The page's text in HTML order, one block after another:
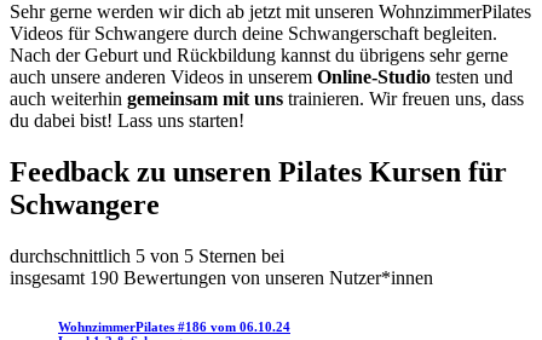
Sehr gerne werden wir dich ab jetzt mit unseren WohnzimmerPilates
Videos für Schwangere durch deine Schwangerschaft begleiten.
Nach der Geburt und Rückbildung kannst du übrigens sehr gerne
auch unsere anderen Videos in unserem Online-Studio testen und
auch weiterhin gemeinsam mit uns trainieren. Wir freuen uns, dass
du dabei bist! Lass uns starten!
Feedback zu unseren Pilates Kursen für
Schwangere
durchschnittlich 5 von 5 Sternen bei
insgesamt 190 Bewertungen von unseren Nutzer*innen
WohnzimmerPilates #186 vom 06.10.24